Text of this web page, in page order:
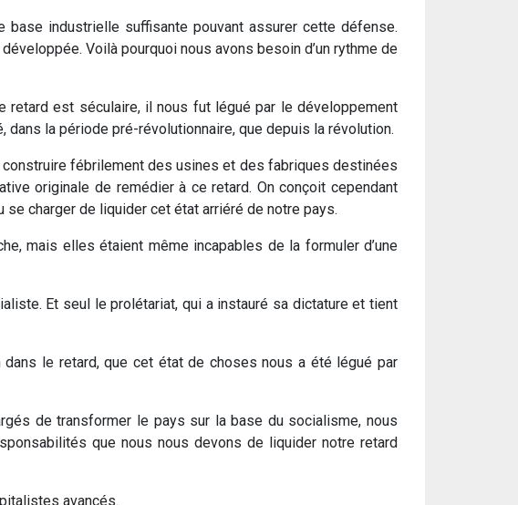
base industrielle suffisante pouvant assurer cette défense.
Voilà pourquoi nous avons besoin d’un rythme de
retard est séculaire, il nous fut légué par le développement
la période pré-révolutionnaire, que depuis la révolution.
construire fébrilement des usines et des fabriques destinées
originale de remédier à ce retard. On conçoit cependant
se charger de liquider cet état arriéré de notre pays.
mais elles étaient même incapables de la formuler d’une
Et seul le prolétariat, qui a instauré sa dictature et tient
le retard, que cet état de choses nous a été légué par
de transformer le pays sur la base du socialisme, nous
que nous nous devons de liquider notre retard
avancés.